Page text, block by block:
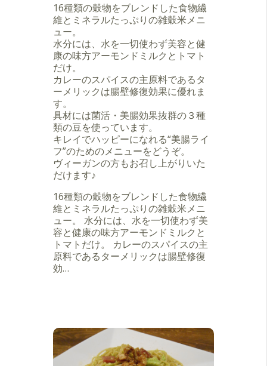
16種類の穀物をブレンドした食物繊
維とミネラルたっぷりの雑穀米メニ
ュー。
水分には、水を一切使わず美容と健
康の味方アーモンドミルクとトマト
だけ。
カレーのスパイスの主原料であるタ
ーメリックは腸壁修復効果に優れま
す。
具材には菌活・美腸効果抜群の３種
類の豆を使っています。
キレイでハッピーになれる“美腸ライ
フ”のためのメニューをどうぞ。
ヴィーガンの方もお召し上がりいた
だけます♪
16種類の穀物をブレンドした食物繊
維とミネラルたっぷりの雑穀米メニ
ュー。 水分には、水を一切使わず美
容と健康の味方アーモンドミルクと
トマトだけ。 カレーのスパイスの主
原料であるターメリックは腸壁修復
効…